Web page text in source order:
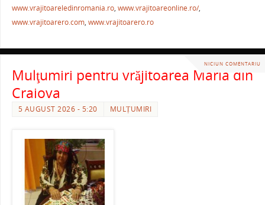
www.vrajitoareledinromania.ro, www.vrajitoareonline.ro/,
www.vrajitoarero.com, www.vrajitoarero.ro
NICIUN COMENTARIU
Mulţumiri pentru vrăjitoarea Maria din
Craiova
5 AUGUST 2026 - 5:20 MULȚUMIRI